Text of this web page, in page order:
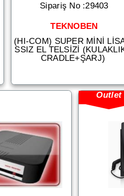
Sipariş No :29403
TEKNOBEN
(HI-COM) SUPER MİNİ
SSIZ EL TELSİZİ
CRADLE+ŞARJ)
Outlet